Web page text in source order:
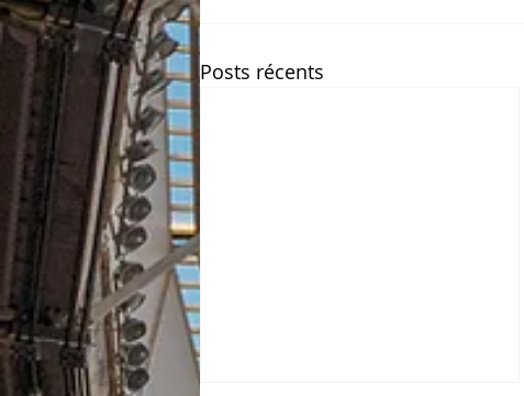
Posts récents